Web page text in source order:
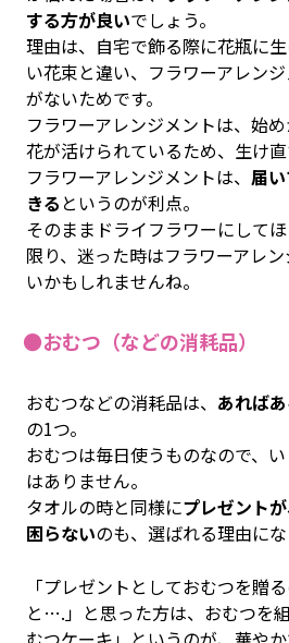
する方が良いでしょう。
理由は、自宅で飾る際に花瓶に
い花束と違い、フラワーアレン
がないためです。
フラワーアレンジメントは、始
花が活けられているため、生け直
フラワーアレンジメントは、 届
きる というのが利点。
そのままドライフラワーにして
限り、迷った時はフラワーアレ
いかもしれませんね。
●おむつ（などの消耗品）
おむつなどの消耗品は、 あれば
の1つ。
おむつは毎日使うものなので、
はありません。
タオルの時と同様にプレゼント
困らないのも、選ばれる理由にな
「プレゼントとしておむつを贈
と….」と思った方は、おむつを